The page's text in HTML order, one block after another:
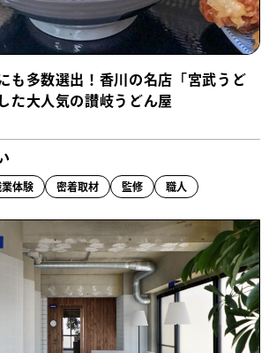
も多数選出！香川の名店「宮武うど
た大人気の讃岐うどん屋
業体験 密着取材 監修 職人